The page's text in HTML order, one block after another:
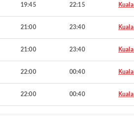
19:45 22:15
21:00 23:40
21:00 23:40
22:00 00:40
22:00 00:40